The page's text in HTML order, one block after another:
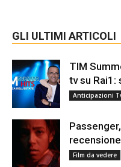
GLI ULTIMI ARTICOLI
TIM
tv su Rai1:
Anticipazioni
recensione
Film da vedere